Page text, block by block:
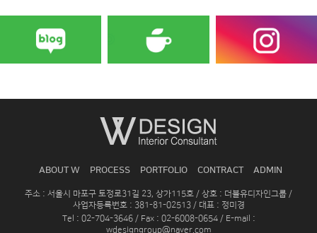
ABOUT W PROCESS PORTFOLIO CONTRACT ADMIN
주소 : 서울시 마포구 토정로31길 23, 상가115호 / 상호 : 더블유디자인그룹 /
사업자등록번호 : 381-81-02513 / 대표 : 정미경
Tel : 02-704-3646 / Fax : 02-6008-0654 / E-mail :
wdesigngroup@naver.com